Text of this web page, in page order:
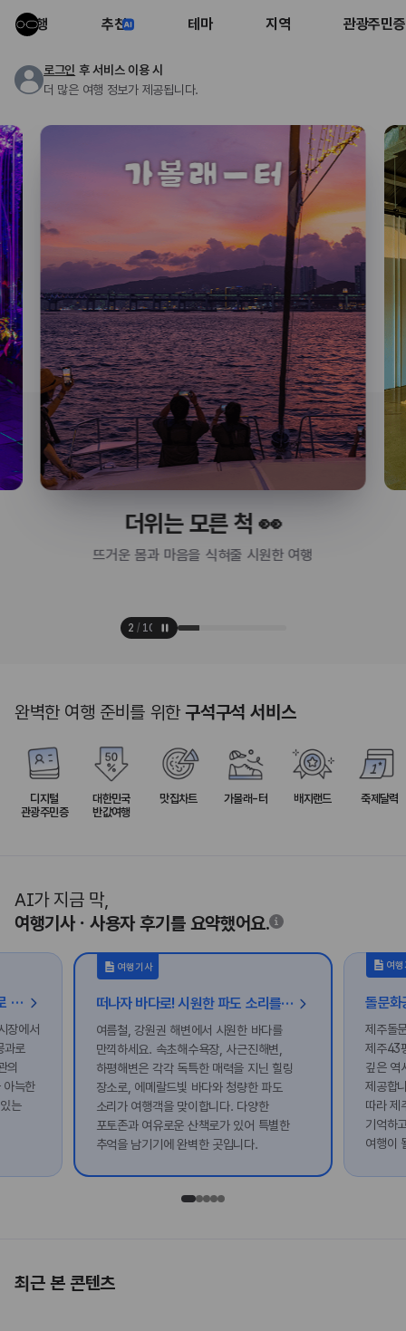
여행 추천 테마 지역 관광주민증
로그인 후 서비스 이용 시
더 많은 여행 정보가 제공됩니다.
더위는 모른 척 👀
뜨거운 몸과 마음을 식혀줄 시원한 여행
2 / 10
완벽한 여행 준비를 위한구석구석 서비스
디지털
관광주민증
대한민국
반값여행
맛집차트 가볼래-터 배지랜드 축제달력
AI가 지금 막,
여행기사ㆍ사용자 후기를 요약했어요.
더위를 피하며 즐기는 김천 나홀로 도보 여행
장에서
과로
의
아늑한
는
여행기사
떠나자 바다로! 시원한 파도 소리를 들을 수 있는 강원권 해변 투어
여름철, 강원권 해변에서 시원한 바다를
만끽하세요. 속초해수욕장, 사근진해변,
하평해변은 각각 독특한 매력을 지닌 힐링
장소로, 에메랄드빛 바다와 청량한 파도
소리가 여행객을 맞이합니다. 다양한
포토존과 여유로운 산책로가 있어 특별한
추억을 남기기에 완벽한 곳입니다.
여
제주돌
제주43
깊은 역
제공합
따라 제
기억하
여행이
최근 본 콘텐츠